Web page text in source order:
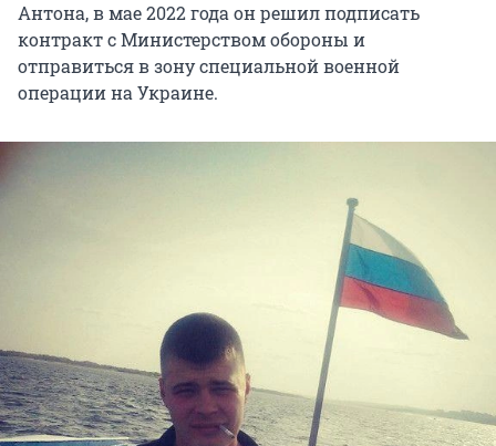
Антона, в мае 2022 года он решил подписать
контракт с Министерством обороны и
отправиться в зону специальной военной
операции на Украине.